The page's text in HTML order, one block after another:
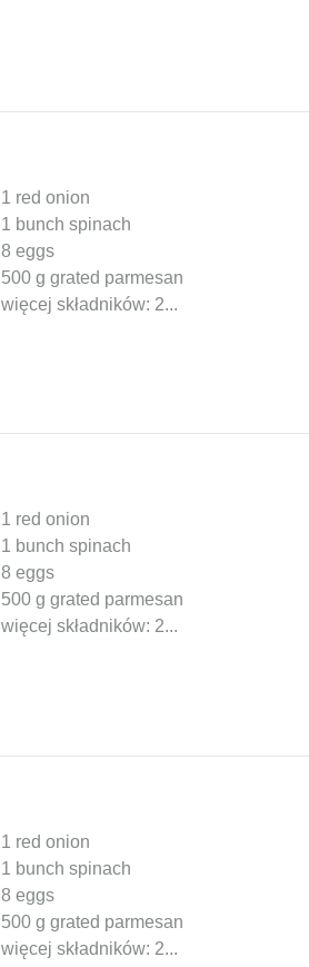
1 red onion
1 bunch spinach
8 eggs
500 g grated parmesan
więcej składników: 2
1 red onion
1 bunch spinach
8 eggs
500 g grated parmesan
więcej składników: 2...
1 red onion
1 bunch spinach
8 eggs
500 g grated parmesan
więcej składników: 2